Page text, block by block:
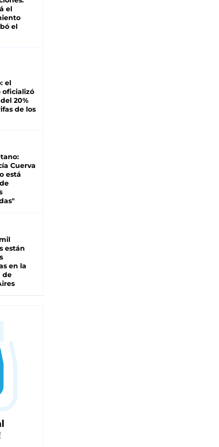
el
el
el
oficializó
20%
de los
Cuerva
está
están
en la
de